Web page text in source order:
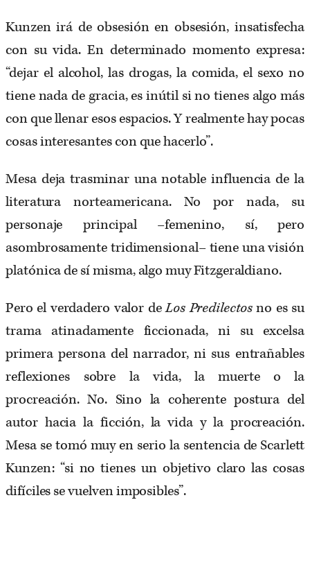
Kunzen irá de obsesión en obsesión, insatisfecha
con su vida. En determinado momento expresa:
“dejar el alcohol, las drogas, la comida, el sexo no
tiene nada de gracia, es inútil si no tienes algo más
con que llenar esos espacios. Y realmente hay pocas
cosas interesantes con que hacerlo”.
Mesa deja trasminar una notable influencia de la
literatura norteamericana. No por nada, su
personaje principal –femenino, sí, pero
asombrosamente tridimensional– tiene una visión
platónica de sí misma, algo muy Fitzgeraldiano.
Pero el verdadero valor deLos Predilectosno es su
trama atinadamente ficcionada, ni su excelsa
primera persona del narrador, ni sus entrañables
reflexiones sobre la vida, la muerte o la
procreación. No. Sino la coherente postura del
autor hacia la ficción, la vida y la procreación.
Mesa se tomó muy en serio la sentencia de Scarlett
Kunzen: “si no tienes un objetivo claro las cosas
difíciles se vuelven imposibles”.